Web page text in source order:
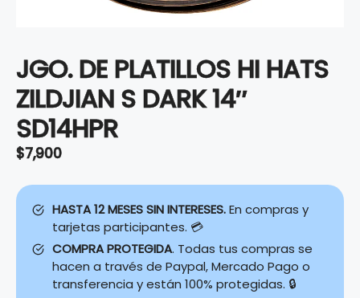
JGO. DE PLATILLOS HI HATS
ZILDJIAN S DARK 14″
SD14HPR
$7,900
HASTA 12 MESES SIN INTERESES.En compras y
tarjetas participantes. 💳
COMPRA PROTEGIDA. Todas tus compras se
hacen a través de Paypal, Mercado Pago o
transferencia y están 100% protegidas. 🔒